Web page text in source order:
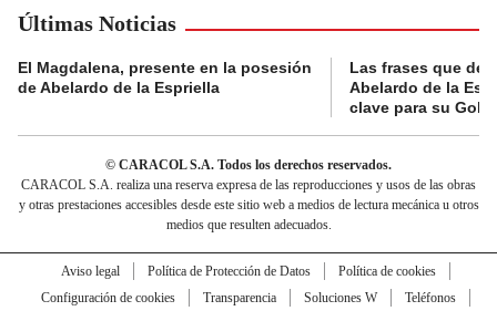
Últimas Noticias
El Magdalena, presente en la posesión
de Abelardo de la Espriella
Las frases que
Abelardo de la
clave para su
© CARACOL S.A. Todos los derechos reservados.
CARACOL S.A. realiza una reserva expresa de las reproducciones y usos de las obras
y otras prestaciones accesibles desde este sitio web a medios de lectura mecánica u otros
medios que resulten adecuados.
Aviso legal Política de Protección de Datos
Política de cookies
Configuración de cookies
Transparencia Soluciones W
Teléfonos